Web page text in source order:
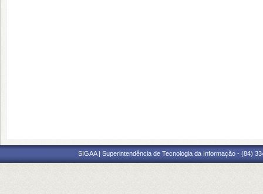
SIGAA | Superintendência de Tecnologia da Informação - (84)